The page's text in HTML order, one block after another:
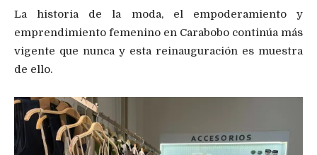
La historia de la moda, el empoderamiento y
emprendimiento femenino en Carabobo continúa más
vigente que nunca y esta reinauguración es muestra
de ello.